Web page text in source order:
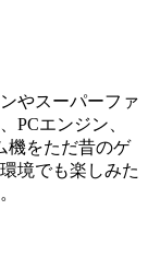
やスーパーファ
PCエンジン、
機をただ昔のゲ
境でも楽しみた